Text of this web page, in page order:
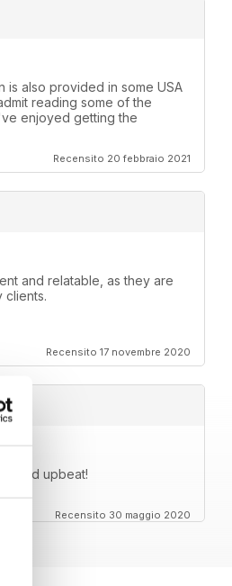
is also provided in some USA
reading some of the
enjoyed getting the
Recensito 20 febbraio 2021
and relatable, as they are
clients.
Recensito 17 novembre 2020
and upbeat!
Recensito 30 maggio 2020